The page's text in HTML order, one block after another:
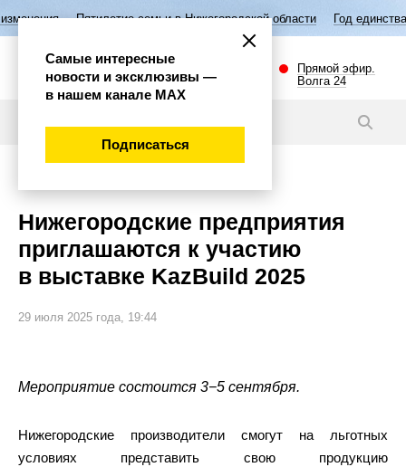
семьи в Нижегородской области Год единства народов России
Прямой эфир.
Волга 24
Нижегородские предприятия
приглашаются к участию
в выставке KazBuild 2025
29 июля 2025 года, 19:44
Мероприятие состоится 3−5 сентября.
Нижегородские производители смогут на льготных
условиях представить свою продукцию
Самые интересные
новости и эксклюзивы —
в нашем канале МАХ
Подписаться